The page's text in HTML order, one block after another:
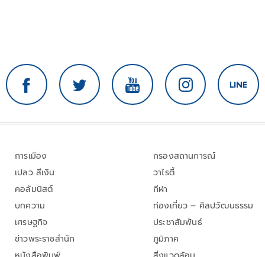
การเมือง
เปลว สีเงิน
คอลัมนิสต์
บทความ
เศรษฐกิจ
ข่าวพระราชสำนัก
กรองสถานการณ์
วาไรตี้
กีฬา
ท่องเที่ยว – ศิลปวัฒนธรรม
ประชาสัมพันธ์
ภูมิภาค